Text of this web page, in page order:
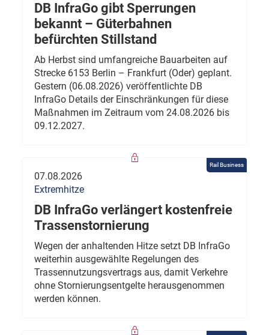
DB InfraGo gibt Sperrungen
bekannt – Güterbahnen
befürchten Stillstand
Ab Herbst sind umfangreiche Bauarbeiten auf
Strecke 6153 Berlin – Frankfurt (Oder) geplant.
Gestern (06.08.2026) veröffentlichte DB
InfraGo Details der Einschränkungen für diese
Maßnahmen im Zeitraum vom 24.08.2026 bis
09.12.2027.
Rail Business
07.08.2026
Extremhitze
DB InfraGo verlängert kostenfreie
Trassenstornierung
Wegen der anhaltenden Hitze setzt DB InfraGo
weiterhin ausgewählte Regelungen des
Trassennutzungsvertrags aus, damit Verkehre
ohne Stornierungsentgelte herausgenommen
werden können.